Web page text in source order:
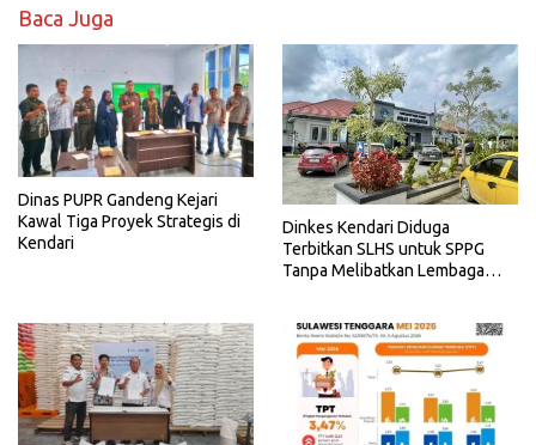
Baca Juga
Dinas PUPR Gandeng Kejari
Kawal Tiga Proyek Strategis di
Kendari
Dinkes Kendari Diduga
Terbitkan SLHS untuk SPPG
Tanpa Melibatkan Lembaga